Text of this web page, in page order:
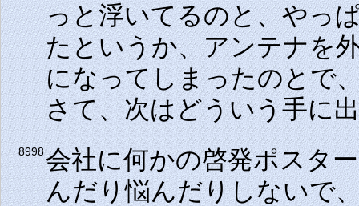
っと浮いてるのと、やっ
たというか、アンテナを
になってしまったのとで
さて、次はどういう手に
8998会社に何かの啓発ポスタ
んだり悩んだりしないで